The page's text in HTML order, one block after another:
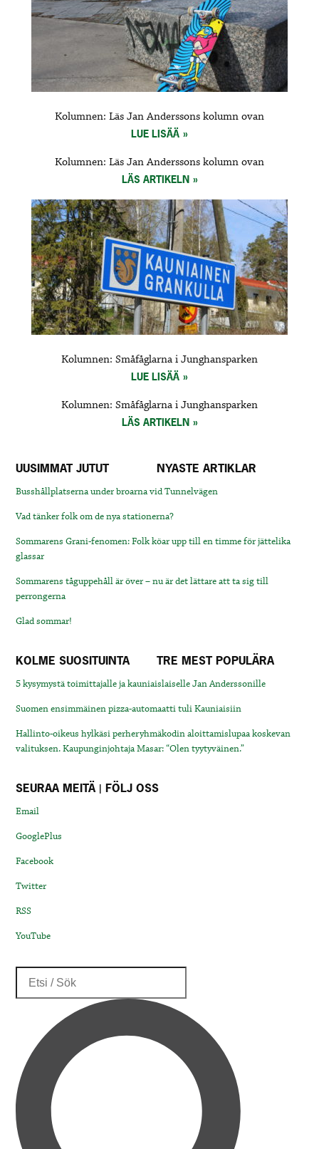
Kolumnen: Läs Jan Anderssons kolumn ovan
LUE LISÄÄ
Kolumnen: Läs Jan Anderssons kolumn ovan
LÄS ARTIKELN
Kolumnen: Småfåglarna i Junghansparken
LUE LISÄÄ
Kolumnen: Småfåglarna i Junghansparken
LÄS ARTIKELN
UUSIMMAT JUTUT NYASTE ARTIKLAR
Busshållplatserna under broarna vid Tunnelvägen
Vad tänker folk om de nya stationerna?
Sommarens Grani-fenomen: Folk köar upp till en timme för jättelika
glassar
Sommarens tåguppehåll är över – nu är det lättare att ta sig till
perrongerna
Glad sommar!
KOLME SUOSITUINTA TRE MEST POPULÄRA
5 kysymystä toimittajalle ja kauniaislaiselle Jan Anderssonille
Suomen ensimmäinen pizza-automaatti tuli Kauniaisiin
Hallinto-oikeus hylkäsi perheryhmäkodin aloittamislupaa koskevan
valituksen. Kaupunginjohtaja Masar: “Olen tyytyväinen.”
SEURAA MEITÄ | FÖLJ OSS
Email
GooglePlus
Facebook
Twitter
RSS
YouTube